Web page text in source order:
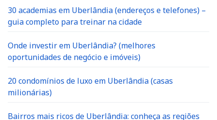
30 academias em Uberlândia (endereços e telefones) –
guia completo para treinar na cidade
Onde investir em Uberlândia? (melhores
oportunidades de negócio e imóveis)
20 condomínios de luxo em Uberlândia (casas
milionárias)
Bairros mais ricos de Uberlândia: conheça as regiões